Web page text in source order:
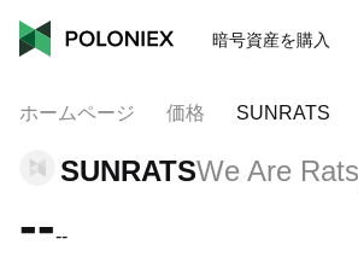
暗号資産を購入
ホームページ 価格 SUNRATS
SUNRATSWe Are Rats
----